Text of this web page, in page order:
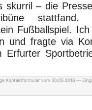
skurril – die
Fußballspiel.
und fragte via
Erfurter